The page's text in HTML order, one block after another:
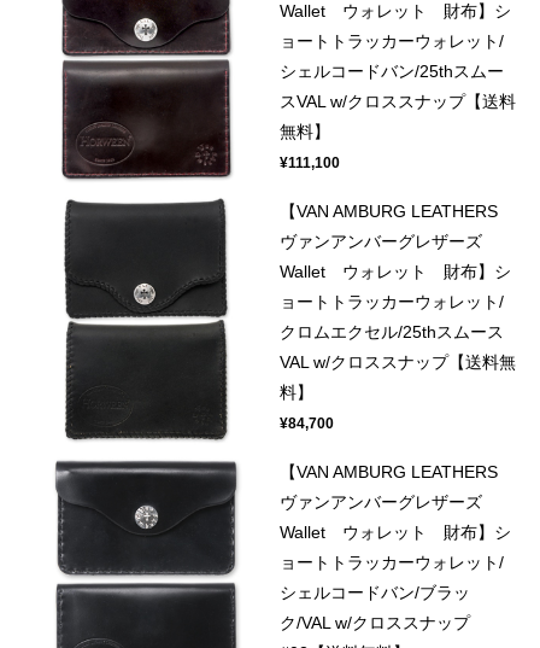
Wallet ウォレット 財布】シ
ョートトラッカーウォレット/
シェルコードバン/25thスムー
スVAL w/クロススナップ【送料
無料】
¥111,100
【VAN AMBURG LEATHERS
ヴァンアンバーグレザーズ
Wallet ウォレット 財布】シ
ョートトラッカーウォレット/
クロムエクセル/25thスムース
VAL w/クロススナップ【送料無
料】
¥84,700
【VAN AMBURG LEATHERS
ヴァンアンバーグレザーズ
Wallet ウォレット 財布】シ
ョートトラッカーウォレット/
シェルコードバン/ブラッ
ク/VAL w/クロススナップ